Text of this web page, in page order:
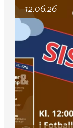
12.06.26